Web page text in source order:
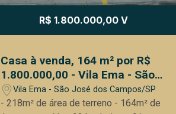
R$ 1.800.000,00 V
Casa à venda, 164 m² por R$
1.800.000,00 - Vila Ema - São
José dos Campos/SP
Vila Ema - São José dos Campos/SP
- 218m² de área de terreno - 164m² de